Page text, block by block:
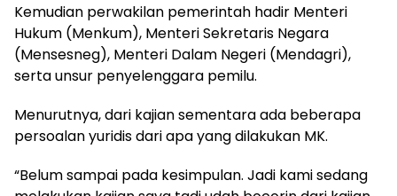
Kemudian perwakilan pemerintah hadir Menteri
Hukum (Menkum), Menteri Sekretaris Negara
(Mensesneg), Menteri Dalam Negeri (Mendagri),
serta unsur penyelenggara pemilu.
Menurutnya, dari kajian sementara ada beberapa
persoalan yuridis dari apa yang dilakukan MK.
“Belum sampai pada kesimpulan. Jadi kami sedang